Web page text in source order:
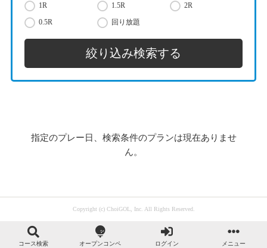
1R 1.5R
2R
0.5R
回り放題
指定のプレー日、検索条件のプランは現在ありませ
ん。
Copyright (c) ChoiGOL, Inc. All Rights Reserved.
コース検索 オープンコンペ ログイン メニュー